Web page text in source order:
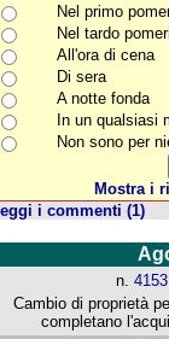
Nel primo
Nel tardo
All'ora di cena
Di sera
A notte fonda
In un qualsiasi
Non sono per
Mostra i
i commenti (1)
n.
Cambio di proprietà
completano